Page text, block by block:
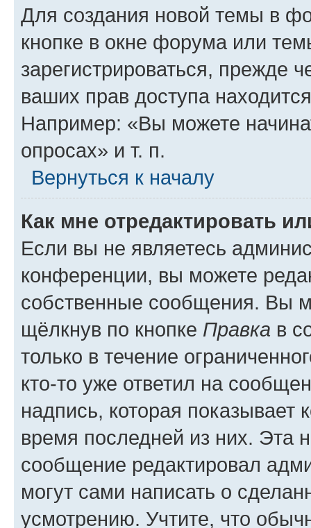
Для создания новой темы в
кнопке в окне форума или
зарегистрироваться, прежде
ваших прав доступа
Например: «Вы можете
опросах» и т. п.
Вернуться к началу
Как мне отредактировать
Если вы не являетесь
конференции, вы можете
собственные сообщения. Вы
щёлкнув по кнопке Правка в
только в течение
кто-то уже ответил на
надпись, которая показывает
время последней из них. Эта
сообщение редактировал
могут сами написать о
усмотрению. Учтите, что